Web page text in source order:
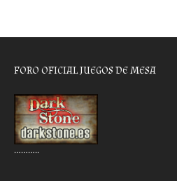
FORO OFICIAL JUEGOS DE MESA
………..